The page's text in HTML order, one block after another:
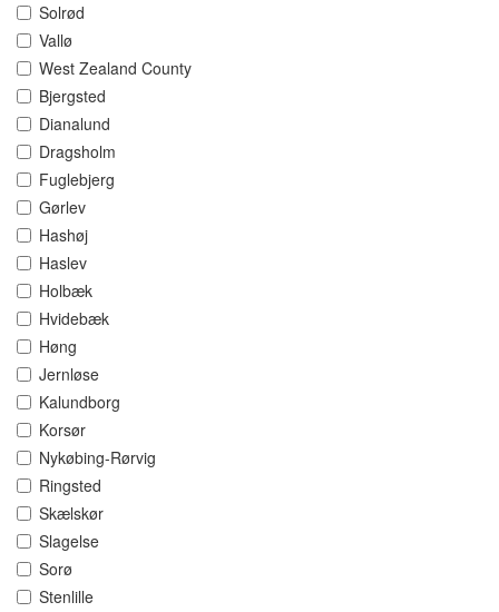
Solrød
Vallø
West Zealand County
Bjergsted
Dianalund
Dragsholm
Fuglebjerg
Gørlev
Hashøj
Haslev
Holbæk
Hvidebæk
Høng
Jernløse
Kalundborg
Korsør
Nykøbing-Rørvig
Ringsted
Skælskør
Slagelse
Sorø
Stenlille